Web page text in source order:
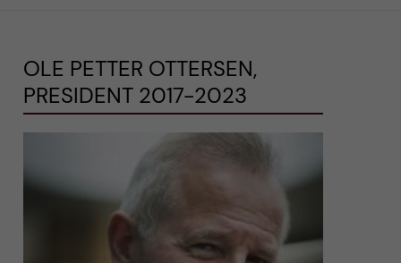
OLE PETTER OTTERSEN,
PRESIDENT 2017-2023